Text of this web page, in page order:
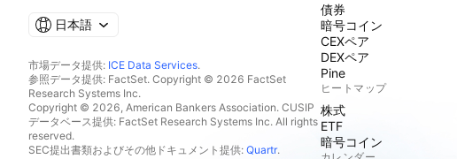
日本語
市場データ提供: ICE Data Services.
参照データ提供: FactSet. Copyright © 2026 FactSet
Research Systems Inc.
Copyright © 2026, American Bankers Association. CUSIP
データベース提供: FactSet Research Systems Inc. All rights
reserved.
SEC提出書類およびその他ドキュメント提供: Quartr.
債券
暗号コイン
CEXペア
DEXペア
Pine
ヒートマップ
株式
ETF
暗号コイン